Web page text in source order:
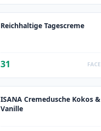
Reichhaltige Tagescreme
31 FACE
ISANA Cremedusche Kokos &
Vanille